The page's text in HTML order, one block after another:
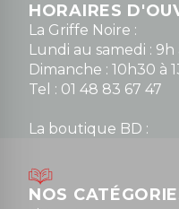
HORAIRES
La Griffe Noire :
Lundi au samedi : 9h
Dimanche : 10h30 à
Tel : 01 48 83 67 47
La boutique BD :
Mardi au samedi : 10h
Dimanche : 10h30 à
NOS